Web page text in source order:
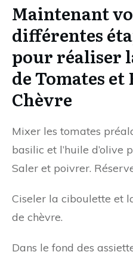
Maintenant
différentes
pour réaliser
de Tomates et
Chèvre
Mixer les tomates
basilic et l’huile d’olive
Saler et poivrer.
Ciseler la ciboulette et
de chèvre.
Dans le fond des